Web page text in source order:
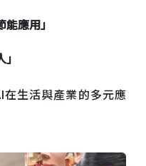
能應用」
生活與產業的多元應